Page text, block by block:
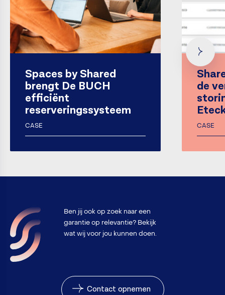
Spaces by Shared
brengt De BUCH
efficiënt
reserveringssysteem
CASE
de
CASE
Ben jij ook op zoek naar een
garantie op relevantie? Bekijk
wat wij voor jou kunnen doen.
Contact opnemen